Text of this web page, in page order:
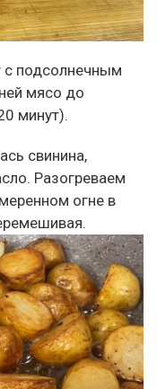
с подсолнечным
мясо до
минут).
свинина,
Разогреваем
огне в